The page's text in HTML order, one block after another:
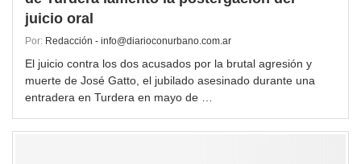
juicio oral
Por: Redacción - info@diarioconurbano.com.ar
El juicio contra los dos acusados por la brutal agresión y
muerte de José Gatto, el jubilado asesinado durante una
entradera en Turdera en mayo de …